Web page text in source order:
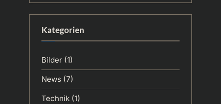
Kategorien
Bilder (1)
News (7)
Technik (1)